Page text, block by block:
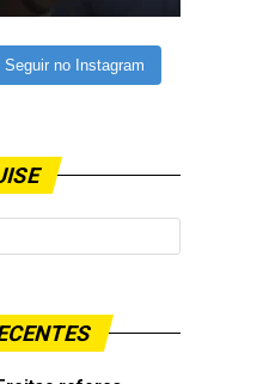
Seguir no Instagram